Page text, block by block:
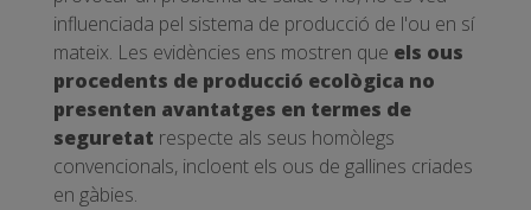
influenciada pel sistema de producció de l'ou en sí
mateix. Les evidències ens mostren que els ous
procedents de producció ecològica no
presenten avantatges en termes de
seguretat respecte als seus homòlegs
convencionals, incloent els ous de gallines criades
en gàbies.